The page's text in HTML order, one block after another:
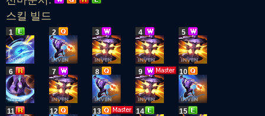
스킬 빌드
1 2 3 4 5
6 7 8 9 10
11 12 13 14 15